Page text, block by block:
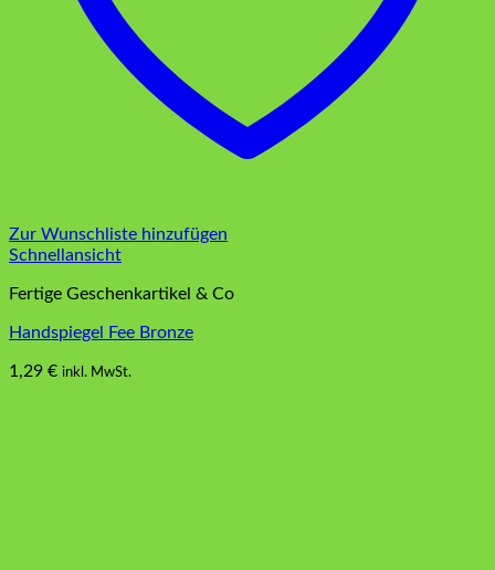
Zur Wunschliste hinzufügen
Schnellansicht
Fertige Geschenkartikel & Co
Handspiegel Fee Bronze
1,29 € inkl. MwSt.